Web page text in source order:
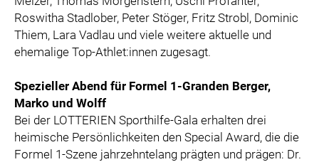
Roswitha Stadlober, Peter Stöger, Fritz Strobl, Dominic
Thiem, Lara Vadlau und viele weitere aktuelle und
ehemalige Top-Athlet:innen zugesagt.
Spezieller Abend für Formel 1-Granden Berger,
Marko und Wolff
Bei der LOTTERIEN Sporthilfe-Gala erhalten drei
heimische Persönlichkeiten den Special Award, die die
Formel 1-Szene jahrzehntelang prägten und prägen: Dr.